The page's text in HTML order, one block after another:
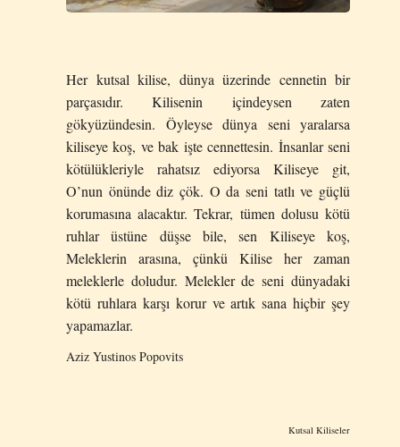
Her kutsal kilise, dünya üzerinde cennetin bir
parçasıdır. Kilisenin içindeysen zaten
gökyüzündesin. Öyleyse dünya seni yaralarsa
kiliseye koş, ve bak işte cennettesin. İnsanlar seni
kötülükleriyle rahatsız ediyorsa Kiliseye git,
O’nun önünde diz çök. O da seni tatlı ve güçlü
korumasına alacaktır. Tekrar, tümen dolusu kötü
ruhlar üstüne düşse bile, sen Kiliseye koş,
Meleklerin arasına, çünkü Kilise her zaman
meleklerle doludur. Melekler de seni dünyadaki
kötü ruhlara karşı korur ve artık sana hiçbir şey
yapamazlar.
Aziz Yustinos Popovits
Kutsal Kiliseler